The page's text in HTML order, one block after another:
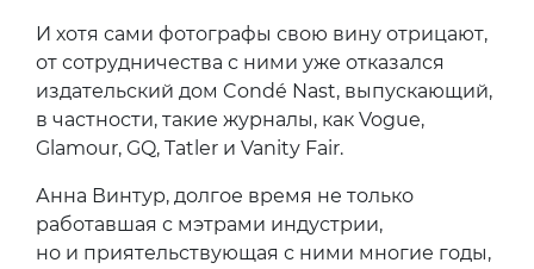
И хотя сами фотографы свою вину отрицают,
от сотрудничества с ними уже отказался
издательский дом Condé Nast, выпускающий,
в частности, такие журналы, как Vogue,
Glamour, GQ, Tatler и Vanity Fair.
Анна Винтур, долгое время не только
работавшая с мэтрами индустрии,
но и приятельствующая с ними многие годы,